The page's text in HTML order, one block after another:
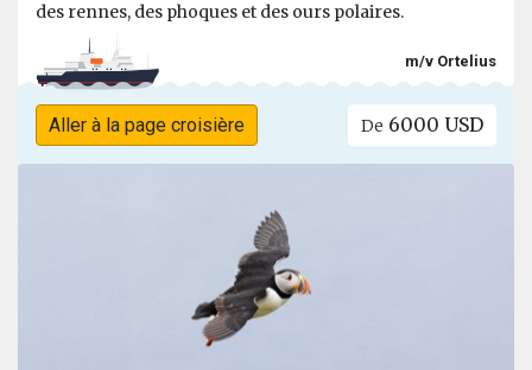
des rennes, des phoques et des ours polaires.
m/v Ortelius
Aller à la page croisière De 6000 USD